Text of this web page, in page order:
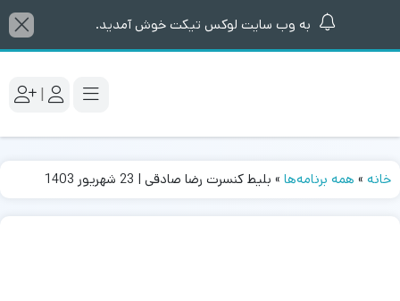
به وب سایت لوکس تیکت خوش آمدید.
|
خانه » همه برنامه‌ها » بلیط کنسرت رضا صادقی | 23 شهریور 1403